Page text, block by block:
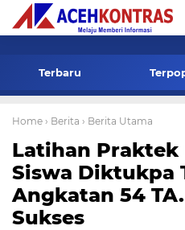
Terbaru
Home › Berita › Berita Utama
Latihan Praktek
Siswa Diktukpa
Angkatan 54
Sukses